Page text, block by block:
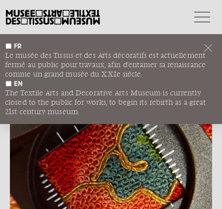
FR
Le musée des Tissus et des Arts décoratifs est actuellement
fermé au public pour travaux, afin d'entamer sa renaissance
comme un grand musée du XXIe siècle.
EN
The Textile Arts and Decorative Arts Museum is currently
closed to the public for works, to begin its rebirth as a great
21st century museum.
FORMATIONS DU CIETA
Formations du CIETA SESSIONS TECHNIQUES DU CIETA